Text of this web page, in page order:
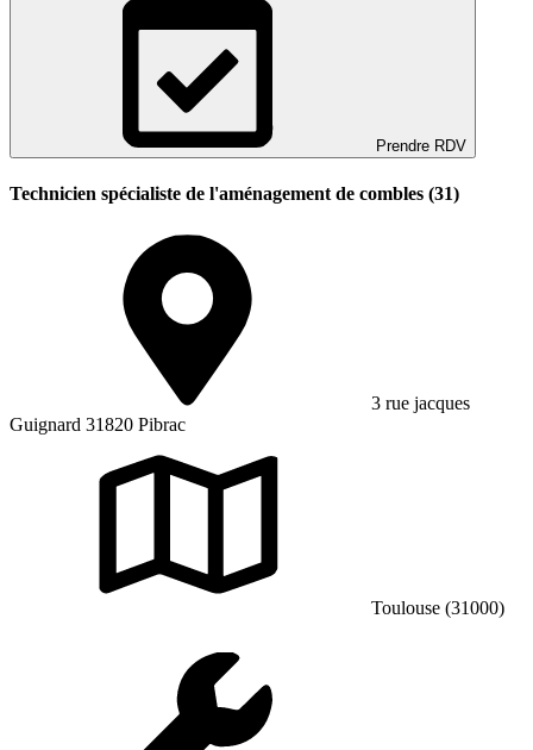
Prendre RDV
Technicien spécialiste de l'aménagement de combles (31)
3 rue jacques
Guignard 31820 Pibrac
Toulouse (31000)